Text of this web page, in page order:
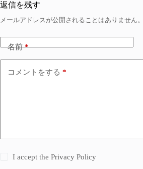
返信を残す
メールアドレスが公開されることはありません。
名前*
コメントをする *
I accept thePrivacy Policy